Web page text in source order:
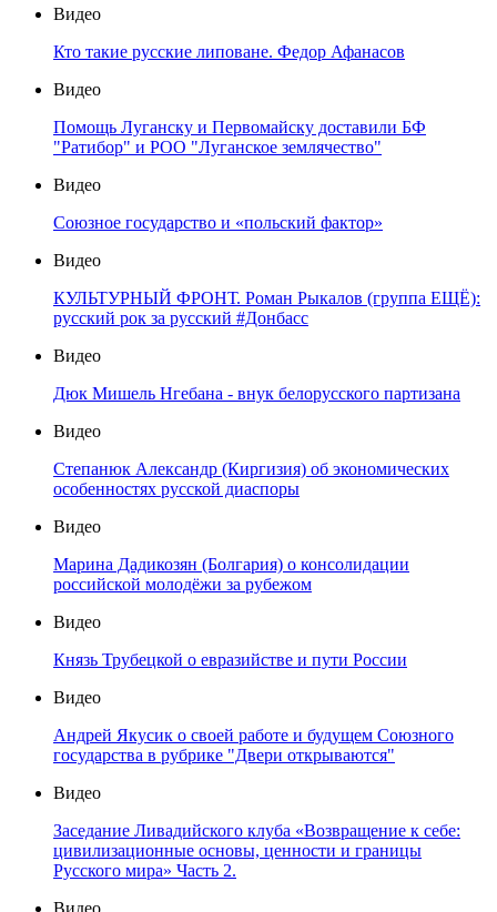
Видео
Кто такие русские липоване. Федор Афанасов
Видео
Помощь Луганску и Первомайску доставили БФ
"Ратибор" и РОО "Луганское землячество"
Видео
Союзное государство и «польский фактор»
Видео
КУЛЬТУРНЫЙ ФРОНТ. Роман Рыкалов (группа ЕЩЁ):
русский рок за русский #Донбасс
Видео
Дюк Мишель Нгебана - внук белорусского партизана
Видео
Степанюк Александр (Киргизия) об экономических
особенностях русской диаспоры
Видео
Марина Дадикозян (Болгария) о консолидации
российской молодёжи за рубежом
Видео
Князь Трубецкой о евразийстве и пути России
Видео
Андрей Якусик о своей работе и будущем Союзного
государства в рубрике "Двери открываются"
Видео
Заседание Ливадийского клуба «Возвращение к себе:
цивилизационные основы, ценности и границы
Русского мира» Часть 2.